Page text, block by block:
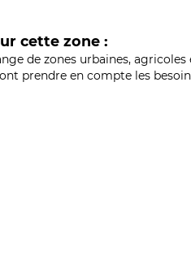
cette zone :
de zones urbaines, agricoles
prendre en compte les